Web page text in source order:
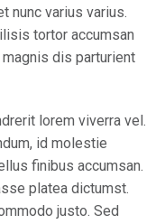
nunc varius varius.
tortor accumsan
dis parturient
lorem viverra vel.
id molestie
finibus accumsan.
platea dictumst.
justo. Sed